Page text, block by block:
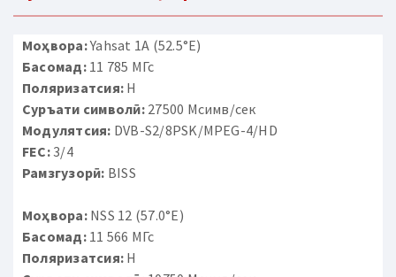
Моҳвора:Yahsat 1A (52.5°E)
Басомад:11 785 МГс
Поляризатсия: H
Суръати символӣ:27500 Мсимв/сек
Модулятсия: DVB-S2/8PSK/MPEG-4/HD
FEC:3/4
Рамзгузорӣ: BISS
Моҳвора:NSS 12 (57.0°E)
Басомад:11 566 МГс
Поляризатсия: H